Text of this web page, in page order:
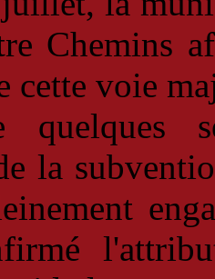
Chemins
cette voie
quelques
la